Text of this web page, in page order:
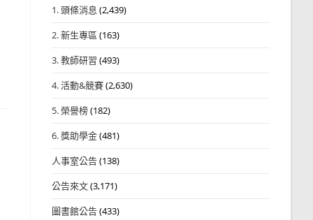
1. 頭條消息 (2,439)
2. 新生專區 (163)
3. 教師研習 (493)
4. 活動&競賽(2,630)
5. 榮譽榜(182)
6. 獎助學金(481)
人事室公告(138)
公告來文(3,171)
圖書館公告(433)